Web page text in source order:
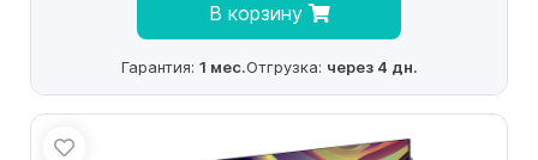
В корзину
Гарантия: 1 мес.Отгрузка: через 4 дн.